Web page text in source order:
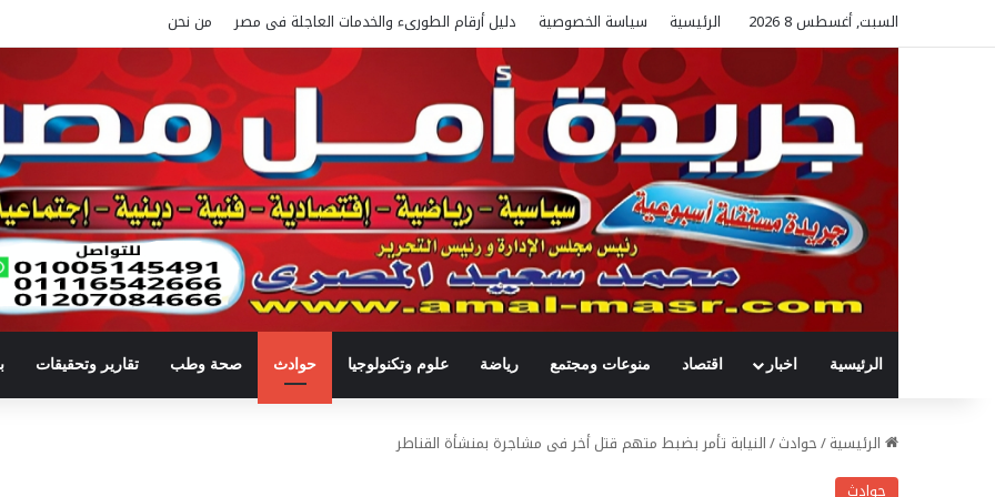
السبت, أغسطس 8 2026 الرئيسية سياسة الخصوصية دليل أرقام الطورىء والخدمات العاجلة فى مصر من نحن
الرئيسية اخبار اقتصاد منوعات ومجتمع رياضة علوم وتكنولوجيا حوادث صحة وطب تقارير وتحقيقات
الرئيسية/حوادث/النيابة تأمر بضبط متهم قتل أخر فى مشاجرة بمنشأة القناطر
حوادث